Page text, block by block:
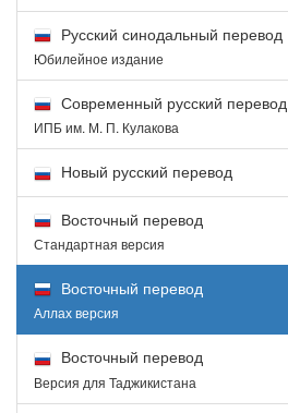
Русский синодальный перевод
Юбилейное издание
Современный русский перевод
ИПБ им. М. П. Кулакова
Новый русский перевод
Восточный перевод
Стандартная версия
Восточный перевод
Аллах версия
Восточный перевод
Версия для Таджикистана